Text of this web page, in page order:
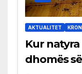
AKTUALITET
Kur
dhomës